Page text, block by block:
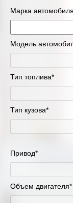
Марка
Модель
Тип топлива*
Тип кузова*
Привод*
Объем двигателя*